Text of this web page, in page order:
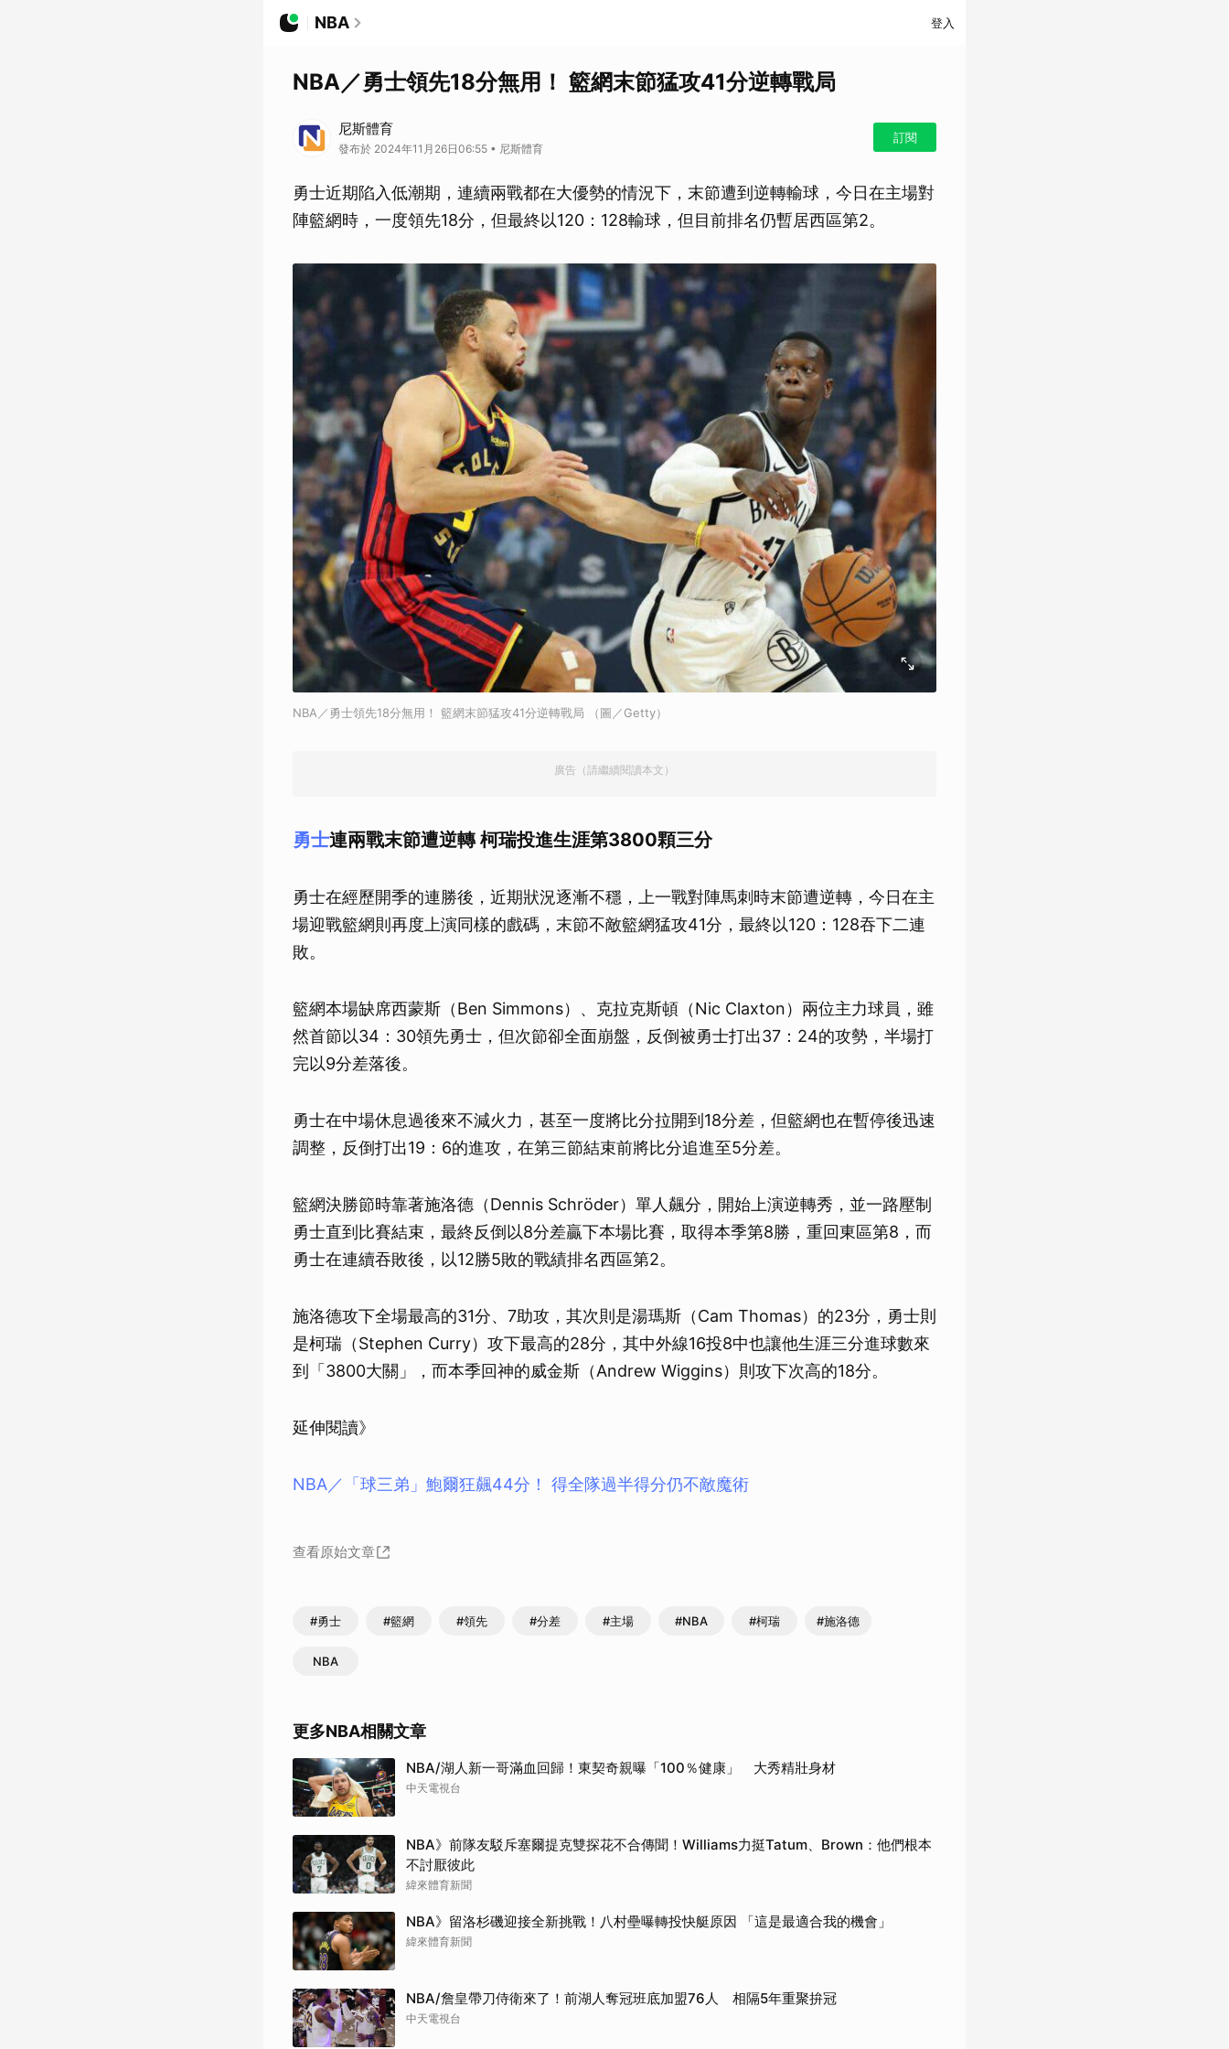
NBA 登入
NBA／勇士領先18分無用！ 籃網末節猛攻41分逆轉戰局
尼斯體育
發布於 2024年11月26日06:55 • 尼斯體育
訂閱
勇士近期陷入低潮期，連續兩戰都在大優勢的情況下，末節遭到逆轉輸球，今日在主場對
陣籃網時，一度領先18分，但最終以120：128輸球，但目前排名仍暫居西區第2。
NBA／勇士領先18分無用！ 籃網末節猛攻41分逆轉戰局 （圖／Getty）
廣告（請繼續閱讀本文）
勇士連兩戰末節遭逆轉 柯瑞投進生涯第3800顆三分
勇士在經歷開季的連勝後，近期狀況逐漸不穩，上一戰對陣馬刺時末節遭逆轉，今日在主
場迎戰籃網則再度上演同樣的戲碼，末節不敵籃網猛攻41分，最終以120：128吞下二連
敗。
籃網本場缺席西蒙斯（Ben Simmons）、克拉克斯頓（Nic Claxton）兩位主力球員，雖
然首節以34：30領先勇士，但次節卻全面崩盤，反倒被勇士打出37：24的攻勢，半場打
完以9分差落後。
勇士在中場休息過後來不減火力，甚至一度將比分拉開到18分差，但籃網也在暫停後迅速
調整，反倒打出19：6的進攻，在第三節結束前將比分追進至5分差。
籃網決勝節時靠著施洛德（Dennis Schröder）單人飆分，開始上演逆轉秀，並一路壓制
勇士直到比賽結束，最終反倒以8分差贏下本場比賽，取得本季第8勝，重回東區第8，而
勇士在連續吞敗後，以12勝5敗的戰績排名西區第2。
施洛德攻下全場最高的31分、7助攻，其次則是湯瑪斯（Cam Thomas）的23分，勇士則
是柯瑞（Stephen Curry）攻下最高的28分，其中外線16投8中也讓他生涯三分進球數來
到「3800大關」，而本季回神的威金斯（Andrew Wiggins）則攻下次高的18分。
延伸閱讀》
NBA／「球三弟」鮑爾狂飆44分！ 得全隊過半得分仍不敵魔術
查看原始文章
#勇士 #籃網 #領先 #分差 #主場 #NBA #柯瑞 #施洛德
NBA
更多NBA相關文章
NBA/湖人新一哥滿血回歸！東契奇親曝「100％健康」 大秀精壯身材
中天電視台
NBA》前隊友駁斥塞爾提克雙探花不合傳聞！Williams力挺Tatum、Brown：他們根本
不討厭彼此
緯來體育新聞
NBA》留洛杉磯迎接全新挑戰！八村壘曝轉投快艇原因 「這是最適合我的機會」
緯來體育新聞
NBA/詹皇帶刀侍衛來了！前湖人奪冠班底加盟76人 相隔5年重聚拚冠
中天電視台